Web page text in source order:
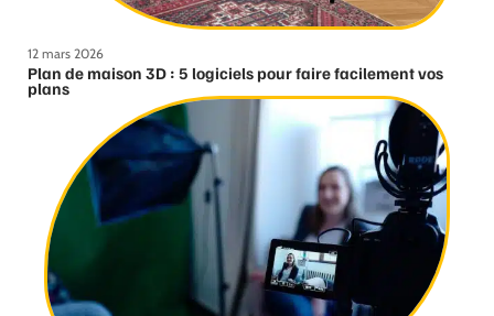
12 mars 2026
Plan de maison 3D : 5 logiciels pour faire facilement vos
plans